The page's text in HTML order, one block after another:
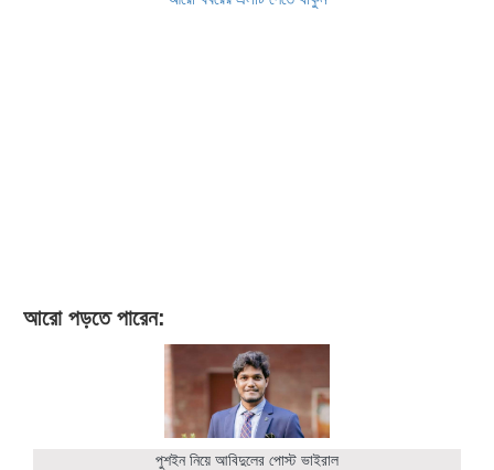
আরো পড়তে পারেন:
পুশইন নিয়ে আবিদুলের পোস্ট ভাইরাল